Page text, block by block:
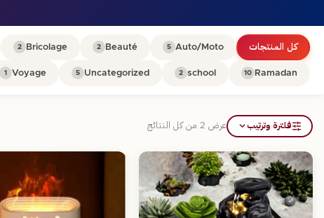
كل المنتجات Auto/Moto
5
Beauté
2
Bricolage
2
Ramadan
10
school
2
Uncategorized
5
Voyage
1
فلترة وترتيب عرض ⁦2⁩ من كل النتائج